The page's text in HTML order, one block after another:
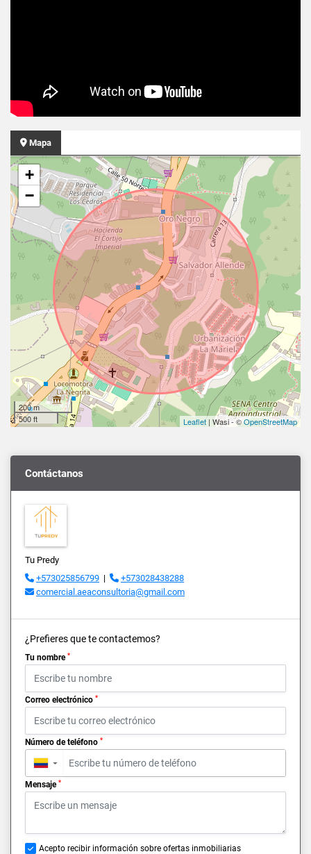
Mapa
+
−
200 m
500 ft
Leaflet | Wasi - ©OpenStreetMap
Contáctanos
Tu Predy
+573025856799 |
+573028438288
comercial.aeaconsultoria@gmail.com
¿Prefieres que te contactemos?
Tu nombre *
Correo electrónico *
Número de teléfono *
▼
Mensaje *
Acepto recibir información sobre ofertas inmobiliarias